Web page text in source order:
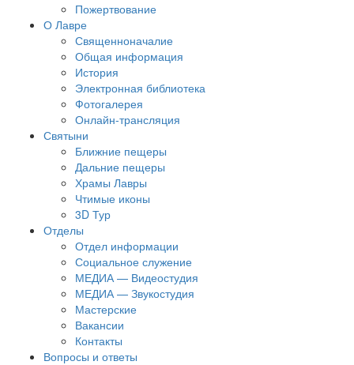
Пожертвование
О Лавре
Священноначалие
Общая информация
История
Электронная библиотека
Фотогалерея
Онлайн-трансляция
Святыни
Ближние пещеры
Дальние пещеры
Храмы Лавры
Чтимые иконы
3D Тур
Отделы
Отдел информации
Социальное служение
МЕДИА — Видеостудия
МЕДИА — Звукостудия
Мастерские
Вакансии
Контакты
Вопросы и ответы